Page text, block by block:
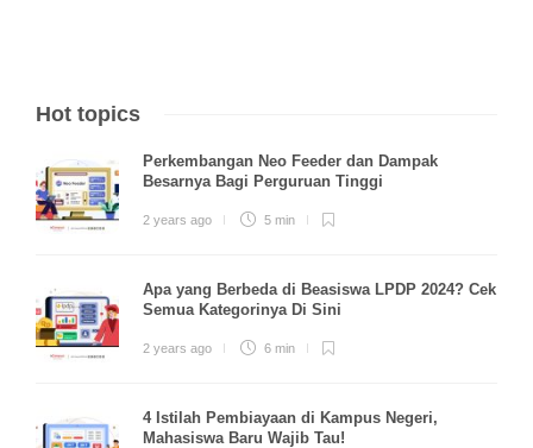
Hot topics
Perkembangan Neo Feeder dan Dampak
Besarnya Bagi Perguruan Tinggi
2 years ago 5 min
Apa yang Berbeda di Beasiswa LPDP 2024? Cek
Semua Kategorinya Di Sini
2 years ago 6 min
4 Istilah Pembiayaan di Kampus Negeri,
Mahasiswa Baru Wajib Tau!